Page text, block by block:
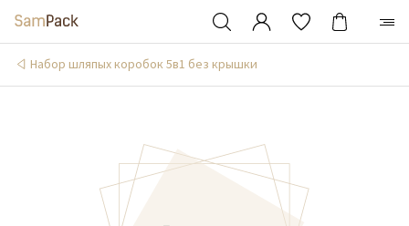
Набор шляпых коробок 5в1 без крышки